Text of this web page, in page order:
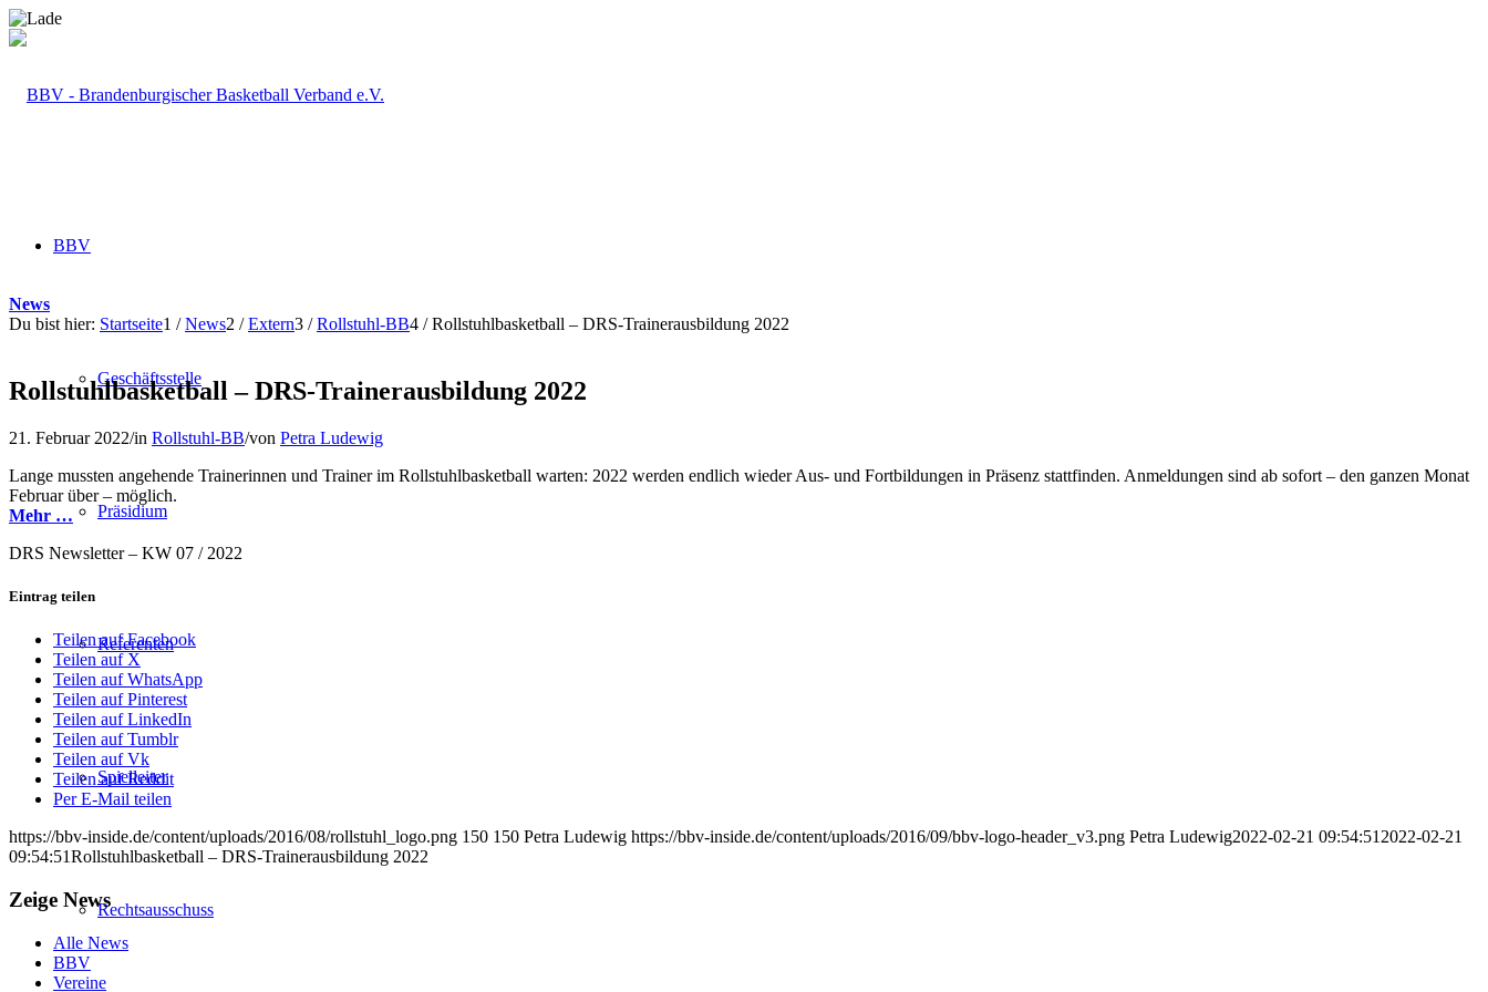
BBV
Geschäftsstelle
Präsidium
Referenten
Spielleiter
Rechtsausschuss
News
Du bist hier: Startseite1 / News2 / Extern3 / Rollstuhl-BB4 / Rollstuhlbasketball – DRS-Trainerausbildung 2022
Rollstuhlbasketball – DRS-Trainerausbildung 2022
21. Februar 2022/in Rollstuhl-BB/von Petra Ludewig
Lange mussten angehende Trainerinnen und Trainer im Rollstuhlbasketball warten: 2022 werden endlich wieder Aus- und Fortbildungen in Präsenz stattfinden. Anmeldungen sind ab sofort – den ganzen Monat
Februar über – möglich.
Mehr …
DRS Newsletter – KW 07 / 2022
Eintrag teilen
Teilen auf Facebook
Teilen auf X
Teilen auf WhatsApp
Teilen auf Pinterest
Teilen auf LinkedIn
Teilen auf Tumblr
Teilen auf Vk
Teilen auf Reddit
Per E-Mail teilen
https://bbv-inside.de/content/uploads/2016/08/rollstuhl_logo.png 150 150 Petra Ludewig https://bbv-inside.de/content/uploads/2016/09/bbv-logo-header_v3.png Petra Ludewig2022-02-21 09:54:51 2022-02-21
09:54:51Rollstuhlbasketball – DRS-Trainerausbildung 2022
Zeige News
Alle News
BBV
Vereine